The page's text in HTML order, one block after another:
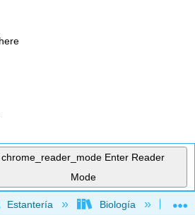
chrome_reader_mode Enter Reader
Mode
jerarquía global
Estantería Biología